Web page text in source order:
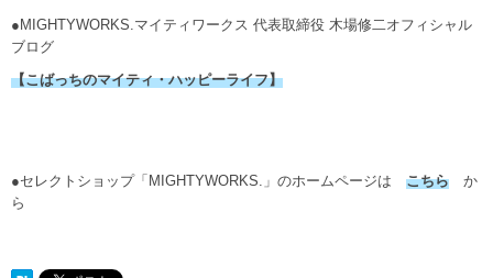
●MIGHTYWORKS.マイティワークス 代表取締役 木場修二オフィシャル
ブログ
【こばっちのマイティ・ハッピーライフ】
●セレクトショップ「MIGHTYWORKS.」のホームページは こちら か
ら